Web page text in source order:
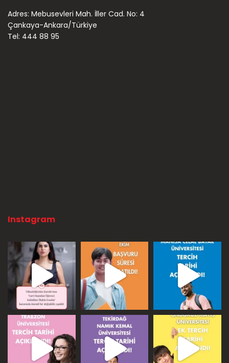
Adres: Mebusevleri Mah. İller Cad. No: 4
Çankaya-Ankara/Türkiye
Tel: 444 88 95
Instagram